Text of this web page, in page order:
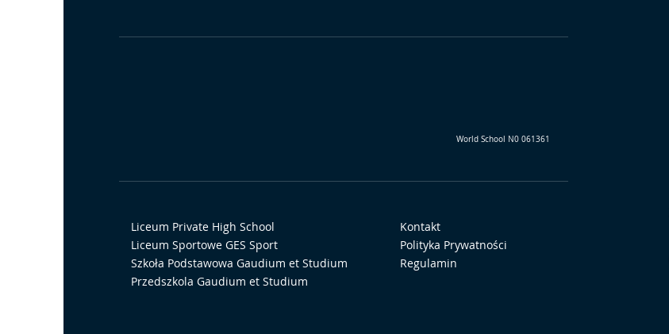
World School N0 061361
Liceum Private High School
Liceum Sportowe GES Sport
Szkoła Podstawowa Gaudium et Studium
Przedszkola Gaudium et Studium
Kontakt
Polityka Prywatności
Regulamin